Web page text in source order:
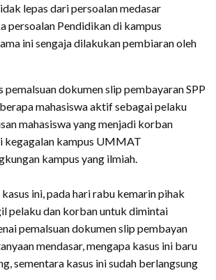
lepas dari persoalan medasar
persoalan Pendidikan di kampus
ini sengaja dilakukan pembiaran oleh
pemalsuan dokumen slip pembayaran SPP
mahasiswa aktif sebagai pelaku
mahasiswa yang menjadi korban
kegagalan kampus UMMAT
kampus yang ilmiah.
ini, pada hari rabu kemarin pihak
pelaku dan korban untuk dimintai
pemalsuan dokumen slip pembayan
mendasar, mengapa kasus ini baru
sementara kasus ini sudah berlangsung